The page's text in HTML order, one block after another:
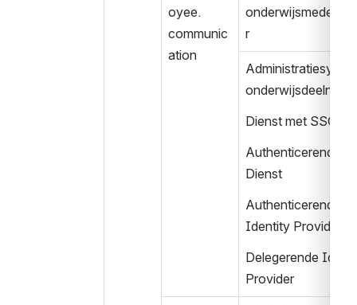
oyee.
communic
ation
r
Dienst met SSO
Authenticerende
Dienst
Authenticerende
Identity Provider
Delegerende
Provider